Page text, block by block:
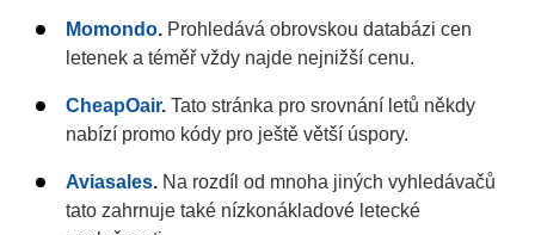
Momondo. Prohledává obrovskou databázi cen
letenek a téměř vždy najde nejnižší cenu.
CheapOair. Tato stránka pro srovnání letů někdy
nabízí promo kódy pro ještě větší úspory.
Aviasales. Na rozdíl od mnoha jiných vyhledávačů
tato zahrnuje také nízkonákladové letecké